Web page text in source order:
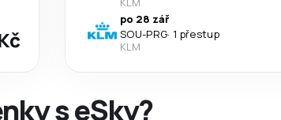
po 28 zář
SOU-PRG· 1 přestup
KLM
s eSky?